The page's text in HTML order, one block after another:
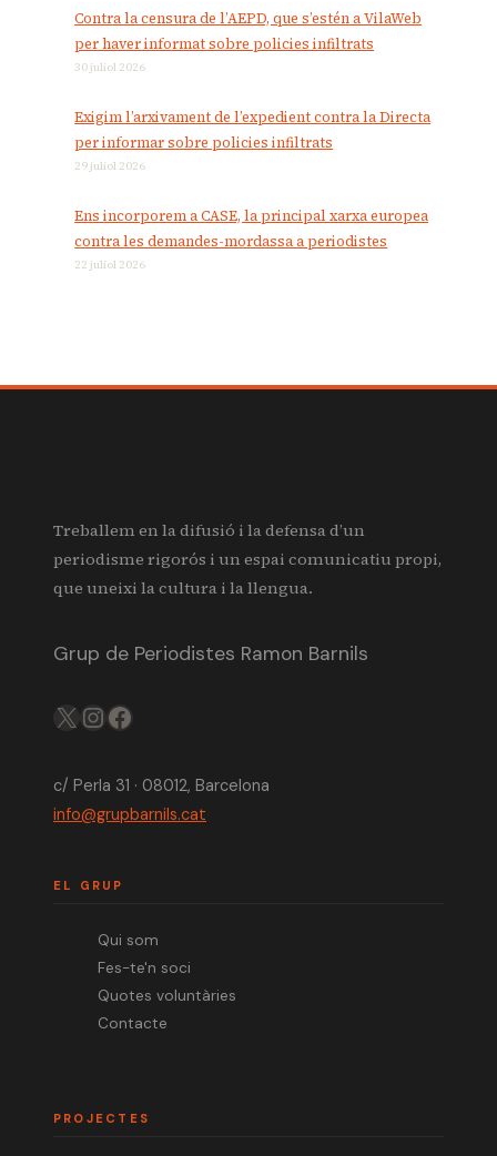
Contra la censura de l’AEPD, que s’estén a VilaWeb
per haver informat sobre policies infiltrats
30 juliol 2026
Exigim l’arxivament de l’expedient contra la Directa
per informar sobre policies infiltrats
29 juliol 2026
Ens incorporem a CASE, la principal xarxa europea
contra les demandes-mordassa a periodistes
22 juliol 2026
Treballem en la difusió i la defensa d’un
periodisme rigorós i un espai comunicatiu propi,
que uneixi la cultura i la llengua.
Grup de Periodistes Ramon Barnils
X IGFB
c/ Perla 31 · 08012, Barcelona
info@grupbarnils.cat
EL GRUP
Qui som
Fes-te'n soci
Quotes voluntàries
Contacte
PROJECTES